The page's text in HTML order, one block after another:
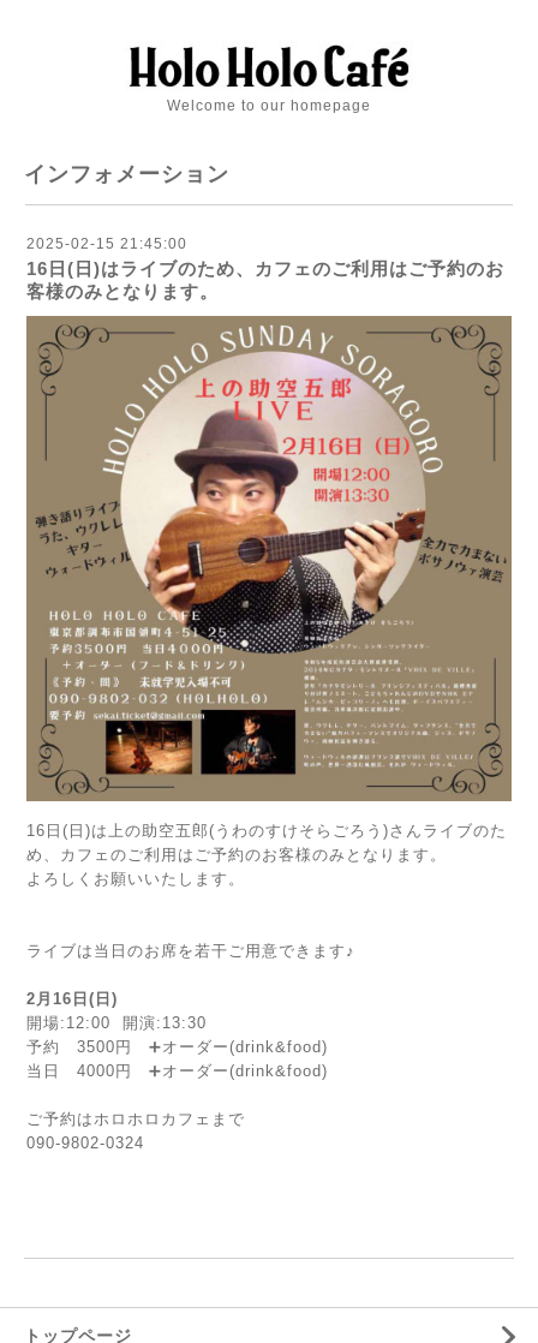
Welcome to our homepage
インフォメーション
2025-02-15 21:45:00
16日(日)はライブのため、カフェのご利用はご予約のお
客様のみとなります。
16日(日)は上の助空五郎(うわのすけそらごろう)さんライブのた
め、カフェのご利用はご予約のお客様のみとなります。
よろしくお願いいたします。
ライブは当日のお席を若干ご用意できます♪
2月16日(日)
開場:12:00 開演:13:30
予約 3500円 ➕オーダー(drink&food)
当日 4000円 ➕オーダー(drink&food)
ご予約はホロホロカフェまで
090-9802-0324
トップページ